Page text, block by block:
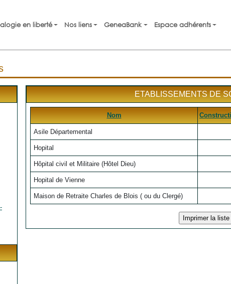
en liberté Nos liens GeneaBank Espace adhérents
ETABLISSEMENTS DE
Nom
Asile Départemental
Hopital
Hôpital civil et Militaire (Hôtel Dieu)
Hopital de Vienne
Maison de Retraite Charles de Blois ( ou du Clergé)